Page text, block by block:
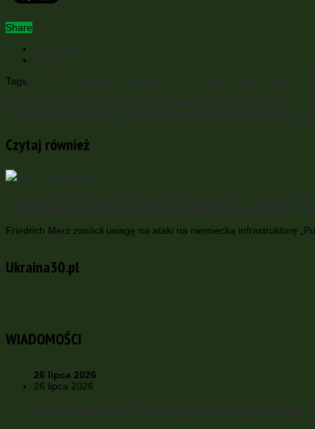
Share
Tags
Czytaj również
Friedrich Merz zwrócił uwagę na ataki na niemiecką infrastrukturę
Ukraina30.pl
WIADOMOŚCI
26 lipca 2026
26 lipca 2026